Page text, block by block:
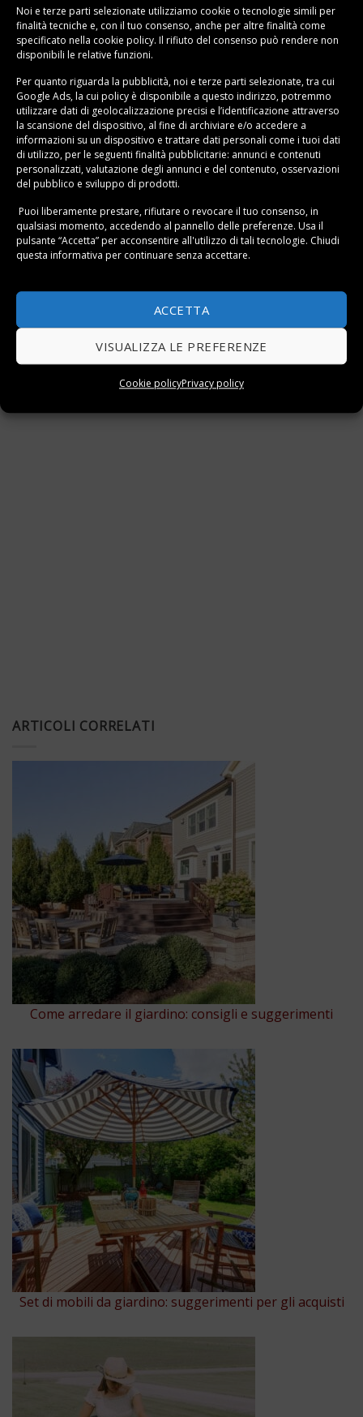
Noi e terze parti selezionate utilizziamo cookie o tecnologie simili per
finalità tecniche e, con il tuo consenso, anche per altre finalità come
specificato nella cookie policy. Il rifiuto del consenso può rendere non
disponibili le relative funzioni.
Per quanto riguarda la pubblicità, noi e terze parti selezionate, tra cui
Google Ads, la cui policy è disponibile a questo indirizzo, potremmo
utilizzare dati di geolocalizzazione precisi e l’identificazione attraverso
la scansione del dispositivo, al fine di archiviare e/o accedere a
informazioni su un dispositivo e trattare dati personali come i tuoi dati
di utilizzo, per le seguenti finalità pubblicitarie: annunci e contenuti
personalizzati, valutazione degli annunci e del contenuto, osservazioni
del pubblico e sviluppo di prodotti.
Puoi liberamente prestare, rifiutare o revocare il tuo consenso, in
qualsiasi momento, accedendo al pannello delle preferenze. Usa il
pulsante “Accetta” per acconsentire all'utilizzo di tali tecnologie. Chiudi
questa informativa per continuare senza accettare.
ACCETTA
VISUALIZZA LE PREFERENZE
Cookie policyPrivacy policy
Questo elemento è stato inserito inGiardino e giardinaggio,Guidee
taggatoArredo Esterno.
Illuminazione da esterno:
scopriamo le novità
sostenibili
Arredo bagno: 5 idee per
creare un’oasi di relax
ARTICOLI CORRELATI
Come arredare il giardino: consigli e suggerimenti
Set di mobili da giardino: suggerimenti per gli acquisti